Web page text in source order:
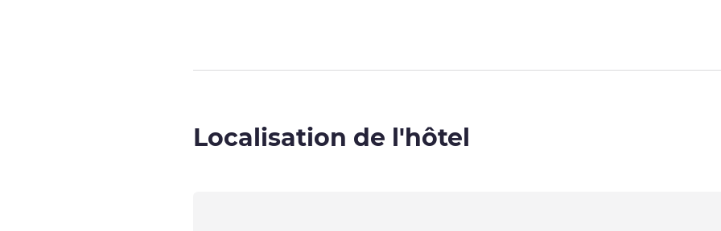
Localisation de l'hôtel